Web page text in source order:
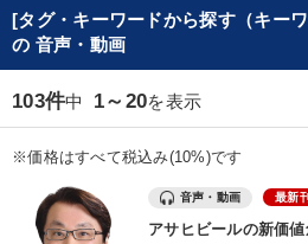
mic 講演収録物を探す
ます
カテゴリー
優秀各社の智恵と戦略 事業家のロ
[タグ・キーワードから探す（キー
の 音声・動画
103件中 1～20を表示
※価格はすべて税込み(10%)です
音声・動画 最新刊
アサヒビールの新価